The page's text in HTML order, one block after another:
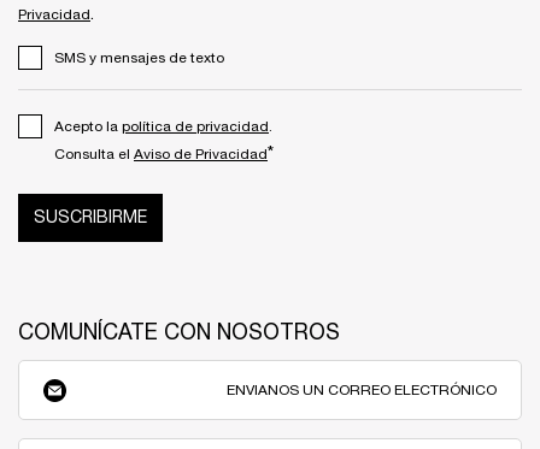
Privacidad.
SMS y mensajes de texto
Acepto la política de privacidad
Consulta el Aviso de Privacidad*
SUSCRIBIRME
COMUNÍCATE CON NOSOTROS
ENVIANOS UN CORREO ELECTRÓNICO